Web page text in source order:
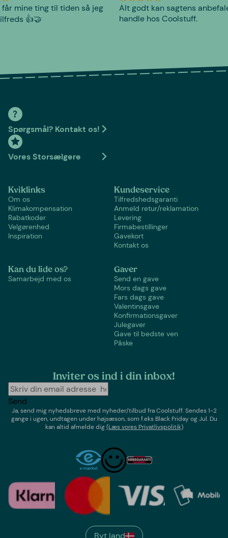
får mine ting til tiden så jeg
👍🤝
Alt godt kan sagtens
handle hos Coolstuff.
Spørgsmål? Kontakt os!
Vores Storsælgere
Kviklinks
Om os
Klimakompensation
Rabatkoder
Velgørenhed
Inspiration
Kundeservice
Tilfredshedsgaranti
Anmeld retur/reklamation
Levering
Firmabestillinger
Gavekort
Kontakt os
Kan du lide os?
Samarbejd med os
Gaver
Send en gave
Mors dags gave
Fars dags gave
Valentinsgave
Konfirmationsgaver
Julegaver
Gave til bedste ven
Påske
Inviter os ind i din inbox!
Send
Ja, send mig nyhedsbreve med nyheder/tilbud fraCoolstuff. Sendes 1-2
gange i ugen,undtagen under højsæson, som f.eks Black Friday og Jul. Du
kan altid afmelde dig(Læs vores Privatlivspolitik)